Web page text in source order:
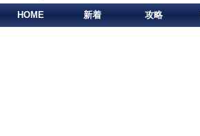
HOME 新着 攻略